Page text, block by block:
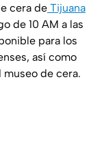
cera de Tijuana
de 10 AM a las
para los
así como
de cera.